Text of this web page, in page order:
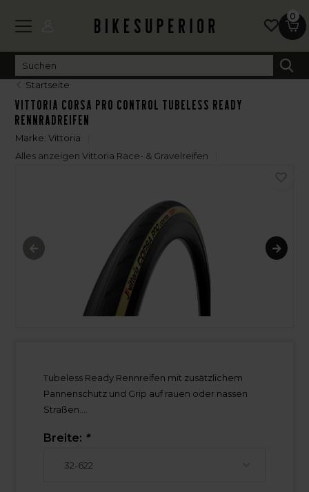
0
Startseite
Vittoria Corsa Pro Control Tubeless Ready
Rennradreifen
Marke:Vittoria
Alles anzeigen Vittoria Race- & Gravelreifen
Tubeless Ready Rennreifen mit zusätzlichem
Pannenschutz und Grip auf rauen oder nassen
Straßen....
Breite: *